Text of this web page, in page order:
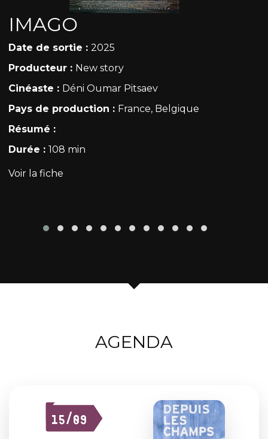
IMAGO
Date de sortie :2025
Producteur : New story
Cinéaste : Déni Oumar Pitsaev
Pays de production : France, Belgique
Résumé :
Durée :108 min
Voir la fiche
AGENDA
15/09